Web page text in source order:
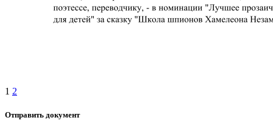
1 2
Отправить документ